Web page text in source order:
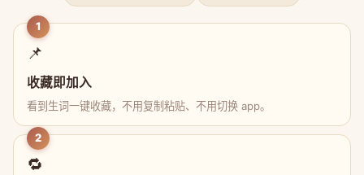
1
📌
收藏即加入
看到生词一键收藏，不用复制粘贴、不用切换 app。
2
🔁